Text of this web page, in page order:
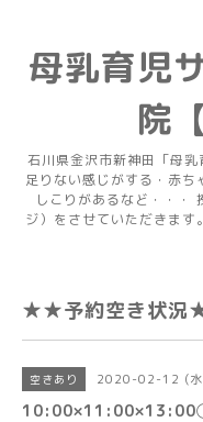
母乳育児
院
石川県金沢市新神田「母
足りない感じがする・赤ち
しこりがあるなど・・・
ジ）をさせていただきま
★★予約空き状
空きあり 2020-02-12 (